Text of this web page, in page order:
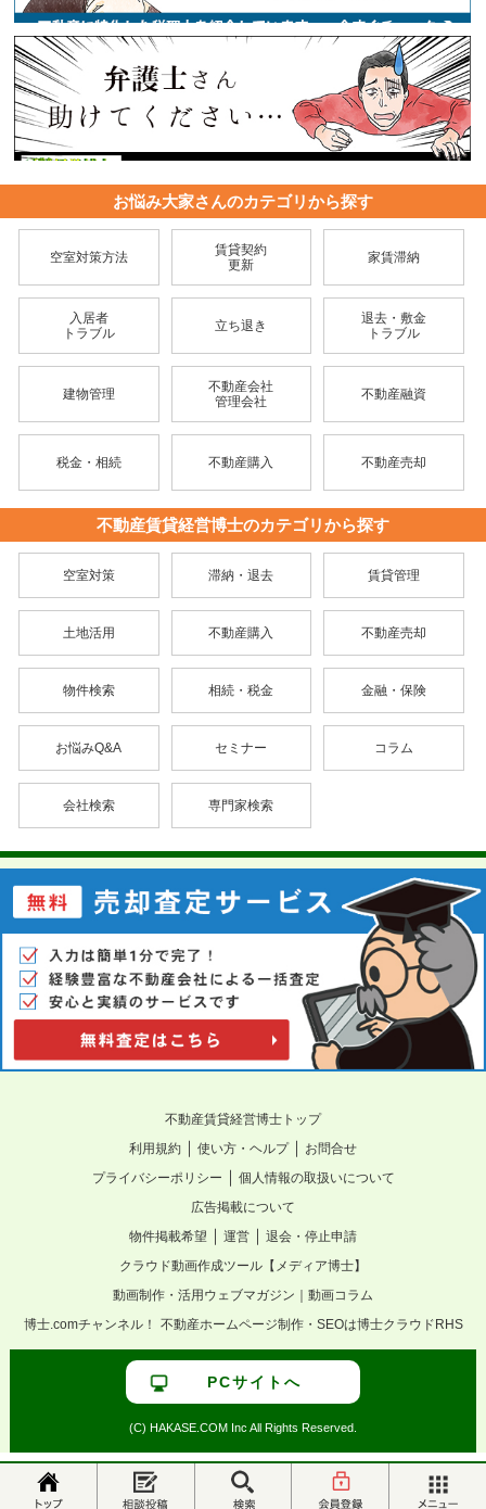
お悩み大家さんのカテゴリから探す
空室対策方法
賃貸契約
更新
家賃滞納
入居者
トラブル
立ち退き
退去・敷金
トラブル
建物管理
不動産会社
管理会社
不動産融資
税金・相続 不動産購入 不動産売却
不動産賃貸経営博士のカテゴリから探す
空室対策 滞納・退去 賃貸管理
土地活用 不動産購入 不動産売却
物件検索 相続・税金 金融・保険
お悩みQ&A セミナー コラム
会社検索 専門家検索
不動産賃貸経営博士トップ
利用規約 ｜ 使い方・ヘルプ｜ お問合せ
プライバシーポリシー ｜ 個人情報の取扱いについて
広告掲載について
物件掲載希望 ｜ 運営 ｜ 退会・停止申請
クラウド動画作成ツール【メディア博士】
動画制作・活用ウェブマガジン｜動画コラム
博士.comチャンネル！
不動産ホームページ制作・SEOは博士クラウドRHS
PCサイトへ
(C) HAKASE.COM Inc All Rights Reserved.